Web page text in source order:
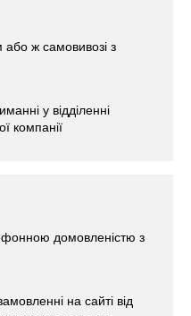
ж самовивозі з
у відділенні
компанії
домовленістю з
на сайті від